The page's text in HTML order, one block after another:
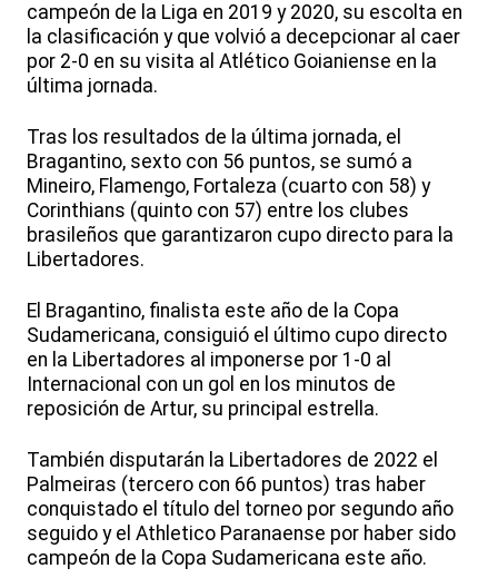
campeón de la Liga en 2019 y 2020, su escolta en
la clasificación y que volvió a decepcionar al caer
por 2-0 en su visita al Atlético Goianiense en la
última jornada.
Tras los resultados de la última jornada, el
Bragantino, sexto con 56 puntos, se sumó a
Mineiro, Flamengo, Fortaleza (cuarto con 58) y
Corinthians (quinto con 57) entre los clubes
brasileños que garantizaron cupo directo para la
Libertadores.
El Bragantino, finalista este año de la Copa
Sudamericana, consiguió el último cupo directo
en la Libertadores al imponerse por 1-0 al
Internacional con un gol en los minutos de
reposición de Artur, su principal estrella.
También disputarán la Libertadores de 2022 el
Palmeiras (tercero con 66 puntos) tras haber
conquistado el título del torneo por segundo año
seguido y el Athletico Paranaense por haber sido
campeón de la Copa Sudamericana este año.